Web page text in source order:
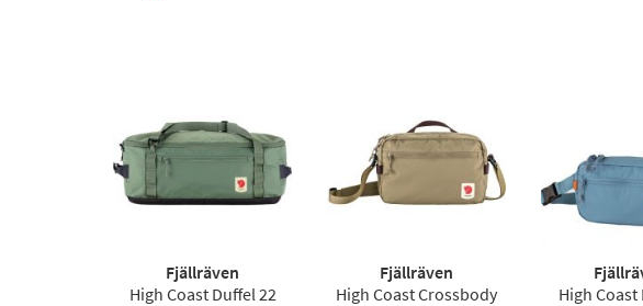
Fjällräven
High Coast Duffel 22
Fjällräven
High Coast Crossbody
High Coast